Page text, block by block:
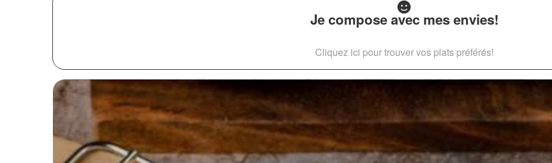
Je compose avec mes envies!
Cliquez ici pour trouver vos plats préférés!